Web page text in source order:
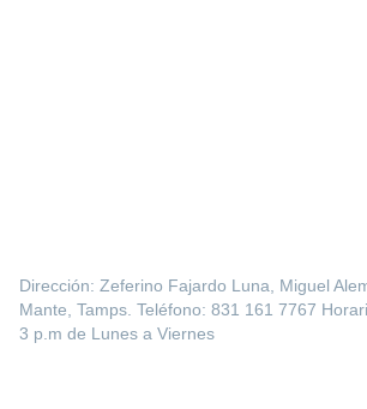
Dirección: Zeferino Fajardo Luna, Miguel
Mante, Tamps. Teléfono: 831 161 7767
3 p.m de Lunes a Viernes